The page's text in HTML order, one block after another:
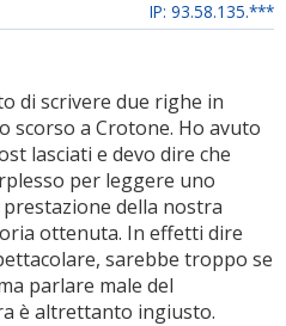
IP: 93.58.135.***
di scrivere due righe in
scorso a Crotone. Ho avuto
lasciati e devo dire che
per leggere uno
della nostra
ottenuta. In effetti dire
sarebbe troppo se
parlare male del
è altrettanto ingiusto.